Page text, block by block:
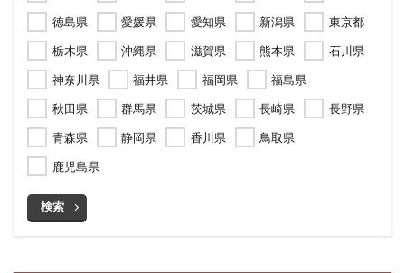
徳島県
愛媛県 愛知県 新潟県
東京都
栃木県
沖縄県 滋賀県 熊本県
石川県
神奈川県
福井県 福岡県
福島県
秋田県
群馬県 茨城県 長崎県
長野県
青森県
静岡県 香川県
鳥取県
鹿児島県
検索